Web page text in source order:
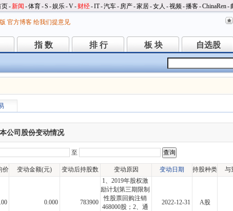
页-新闻 -体育-S -娱乐-V- 财经-IT-汽车- 房产-家居-女人 -视频-播客-ChinaRen-
官方博客 给我们提意见
指 数
指 数 排 行
排 行 板 块
板 块 自选股
自选股
公司股份变动情况
至
价 变动金额(元) 变动后持股数 变动原因 变动日期 持股种类 与
0.000 783900
1、2019年股权激
励计划第三期限制
性股票回购注销
468000股；2、通
2022-12-31 A股